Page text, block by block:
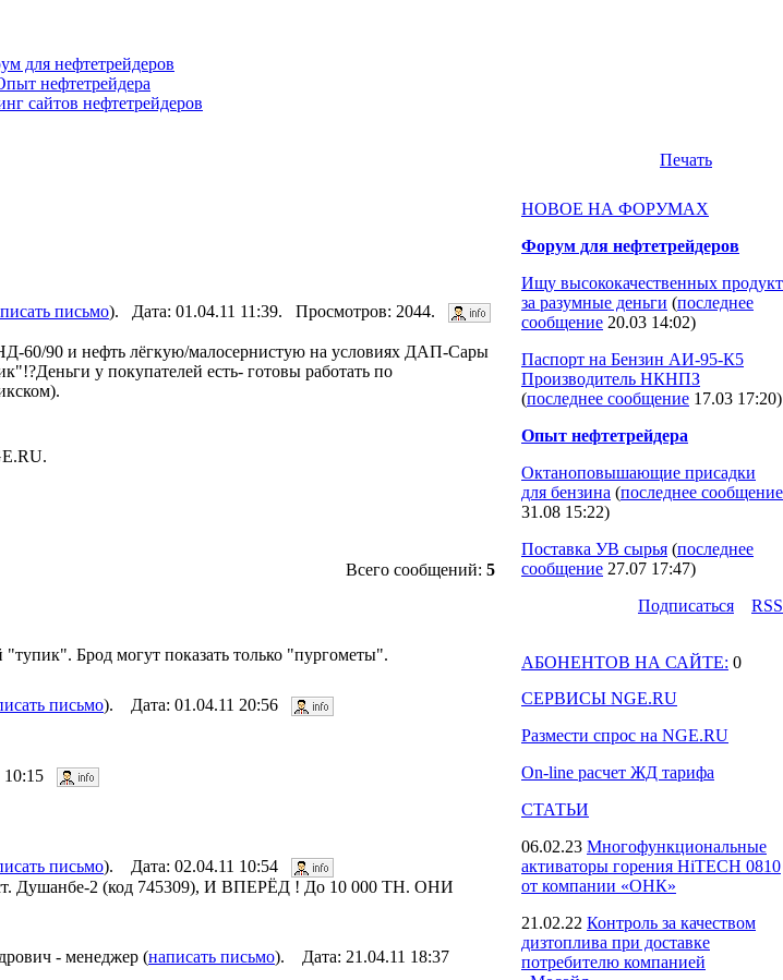
для нефтетрейдеров
нефтетрейдера
сайтов нефтетрейдеров
Печать
письмо). Дата: 01.04.11 11:39. Просмотров: 2044.
60/90 и нефть лёгкую/малосернистую на условиях ДАП-Сары
у покупателей есть- готовы работать по
Всего сообщений: 5
Брод могут показать только "пургометы".
письмо). Дата: 01.04.11 20:56
10:15
письмо). Дата: 02.04.11 10:54
Душанбе-2 (код 745309), И ВПЕРЁД ! До 10 000 ТН. ОНИ
- менеджер (написать письмо). Дата: 21.04.11 18:37
НОВОЕ НА ФОРУМАХ
Форум для нефтетрейдеров
Ищу высококачественных продукт
за разумные деньги (последнее
сообщение 20.03 14:02)
Паспорт на Бензин АИ-95-К5
Производитель НКНПЗ
(последнее сообщение 17.03 17:20)
Опыт нефтетрейдера
Октаноповышающие присадки
для бензина (последнее сообщение
31.08 15:22)
Поставка УВ сырья (последнее
сообщение 27.07 17:47)
Подпиcаться
RSS
АБОНЕНТОВ НА САЙТЕ: 0
СЕРВИСЫ NGE.RU
Размести спрос на NGE.RU
On-line расчет ЖД тарифа
СТАТЬИ
06.02.23 Многофункциональные
активаторы горения HiTECH 0810
от компании «ОНК»
21.02.22 Контроль за качеством
дизтоплива при доставке
потребителю компанией